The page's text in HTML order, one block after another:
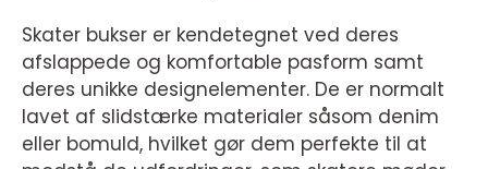
Skater bukser er kendetegnet ved deres
afslappede og komfortable pasform samt
deres unikke designelementer. De er normalt
lavet af slidstærke materialer såsom denim
eller bomuld, hvilket gør dem perfekte til at